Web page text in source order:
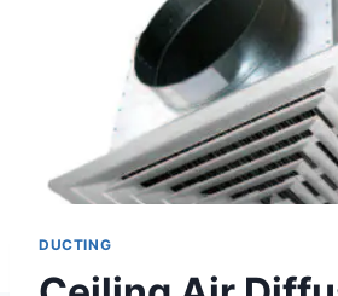
DUCTING